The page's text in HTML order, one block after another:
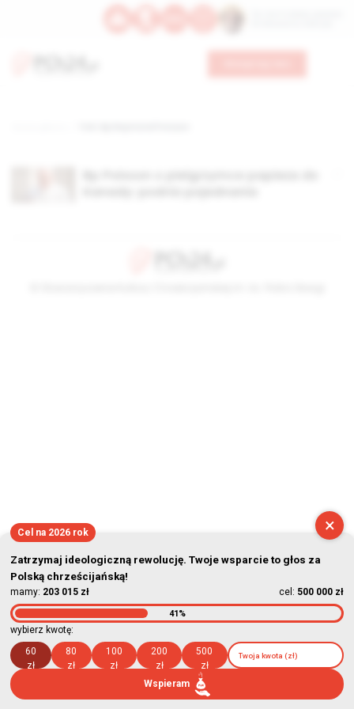
×
Cel na 2026 rok
Zatrzymaj ideologiczną rewolucję. Twoje wsparcie to głos za
Polską chrześcijańską!
mamy: 203 015 zł cel: 500 000 zł
41%
wybierz kwotę:
60
zł
80
zł
100
zł
200
zł
500
zł
Wspieram